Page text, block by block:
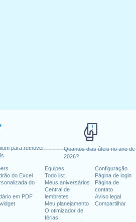
para remover
Quantos dias úteis no ano de
2026?
do Excel
do
em PDF
Equipes
Todo list
Meus aniversários
Central de
lembretes
Meu planejamento
O otimizador de
férias
Configuração
Página de login
Página de
contato
Aviso legal
Compartilhar